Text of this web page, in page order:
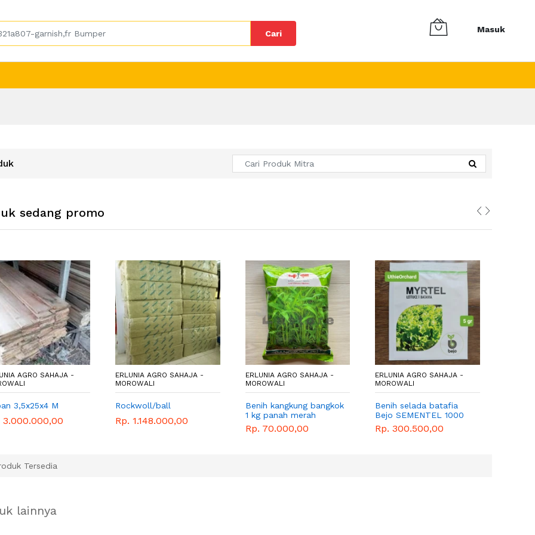
Cari Masuk
sedang promo
AGRO SAHAJA -
ball
1.148.000,00
ERLUNIA AGRO SAHAJA -
MOROWALI
Benih kangkung bangkok
Rp. 70.000,00
ERLUNIA AGRO SAHAJA -
MOROWALI
Benih selada batafia
Bejo SEMENTEL 1000
PILLS
Rp. 300.500,00
ERLUNIA AGRO SAHAJA -
MOROWALI
Baki semai hidroponik
size L
Rp. 20.000,00
Tersedia
lainnya